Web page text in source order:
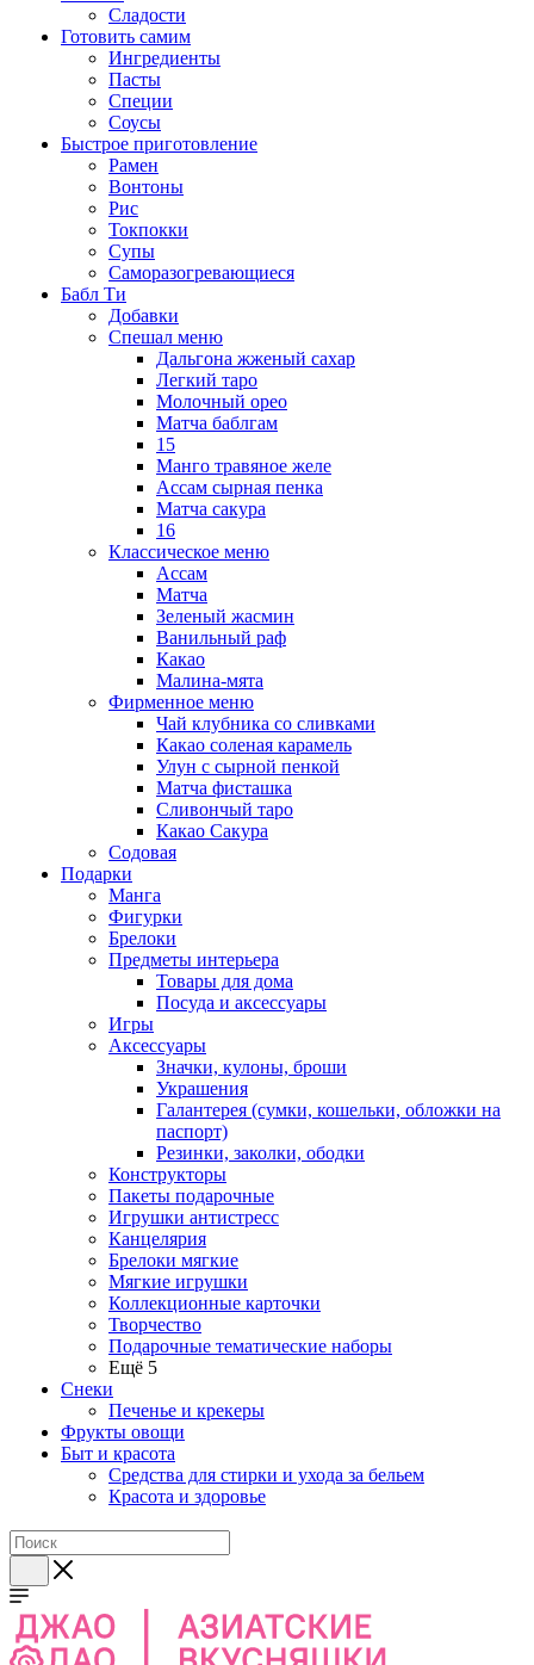
Сладости
Готовить самим
Ингредиенты
Пасты
Специи
Соусы
Быстрое приготовление
Рамен
Вонтоны
Рис
Токпокки
Супы
Саморазогревающиеся
Бабл Ти
Добавки
Спешал меню
Дальгона жженый сахар
Легкий таро
Молочный орео
Матча баблгам
15
Манго травяное желе
Ассам сырная пенка
Матча сакура
16
Классическое меню
Ассам
Матча
Зеленый жасмин
Ванильный раф
Какао
Малина-мята
Фирменное меню
Чай клубника со сливками
Какао соленая карамель
Улун с сырной пенкой
Матча фисташка
Сливончый таро
Какао Сакура
Содовая
Подарки
Манга
Фигурки
Брелоки
Предметы интерьера
Товары для дома
Посуда и аксессуары
Игры
Аксессуары
Значки, кулоны, броши
Украшения
Галантерея (сумки, кошельки, обложки на
паспорт)
Резинки, заколки, ободки
Конструкторы
Пакеты подарочные
Игрушки антистресс
Канцелярия
Брелоки мягкие
Мягкие игрушки
Коллекционные карточки
Творчество
Подарочные тематические наборы
Ещё 5
Снеки
Печенье и крекеры
Фрукты овощи
Быт и красота
Средства для стирки и ухода за бельем
Красота и здоровье